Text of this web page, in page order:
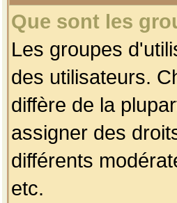
Que sont les
Les groupes
des utilisateurs.
diffère de la
assigner des
différents
etc.